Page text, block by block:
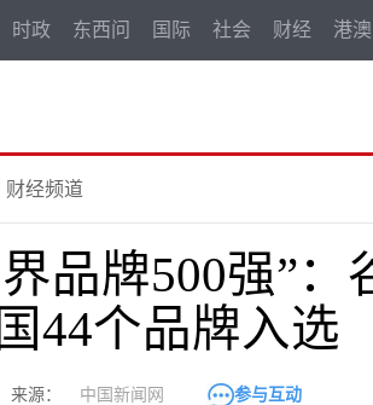
时政 东西问 国际 社会 财经 港澳
财经频道
品牌500强”
44个品牌入选
源： 中国新闻网 参与互动